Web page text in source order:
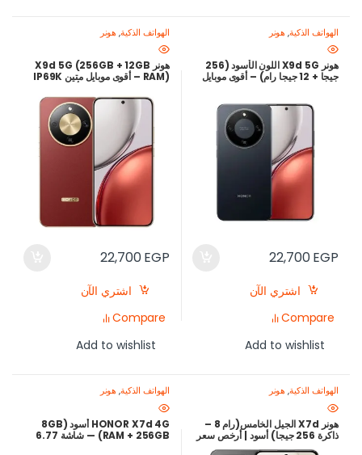
الهواتف الذكية, هونر
هونر X9d 5G اللون الأسود (256
جيجا + 12 جيجا رام) – أقوى موبايل
22,700EGP
اشتري الآن
Compare
Add to wishlist
الهواتف الذكية, هونر
هونر X9d 5G (256GB + 12GB
RAM) – أقوى موبايل متين IP69K
في مصر
22,700EGP
اشتري الآن
Compare
Add to wishlist
الهواتف الذكية, هونر
هونر X7d الجيل الخامس(رام 8 –
ذاكرة 256 جيجا) أسود | أرخص سعر
في مصر |
الهواتف الذكية, هونر
HONOR X7d 4G أسود (8GB
RAM + 256GB) — شاشة 6.77